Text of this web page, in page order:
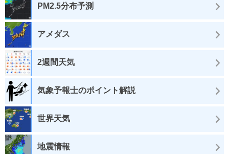
PM2.5分布予測
アメダス
2週間天気
気象予報士のポイント解説
世界天気
地震情報